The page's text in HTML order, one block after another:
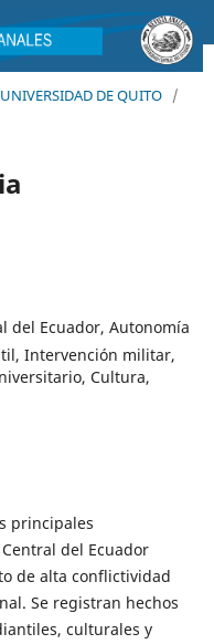
DE QUITO /
del Ecuador, Autonomía
Intervención militar,
Cultura,
principales
del Ecuador
de alta conflictividad
Se registran hechos
culturales y